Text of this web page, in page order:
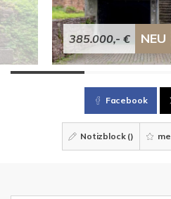
385.000,- € NEU
Facebook
Notizblock ()